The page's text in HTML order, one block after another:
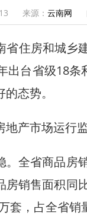
来源： 云南网
住房和城乡建
出台省级18
态势。
市场运行监
省商品房销
房销售面积同
套，占全省销